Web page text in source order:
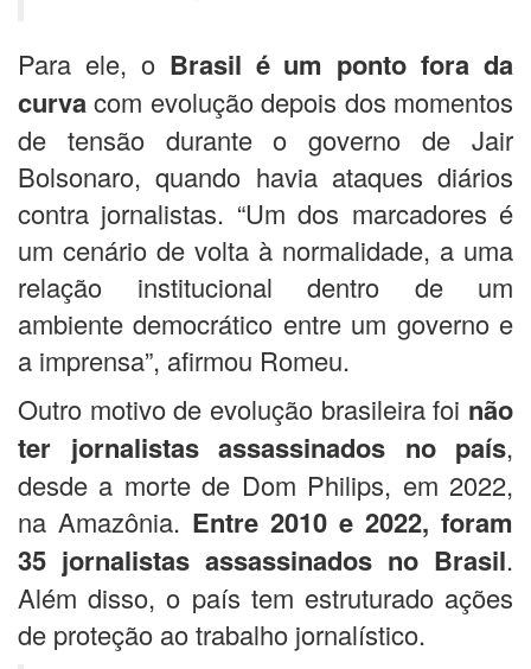
Para ele, o Brasil é um ponto fora da
curvacom evolução depois dos momentos
de tensão durante o governo de Jair
Bolsonaro, quando havia ataques diários
contra jornalistas. “Um dos marcadores é
um cenário de volta à normalidade, a uma
relação institucional dentro de um
ambiente democrático entre um governo e
a imprensa”, afirmou Romeu.
Outro motivo de evolução brasileira foi não
ter jornalistas assassinados no país,
desde a morte de Dom Philips, em 2022,
na Amazônia. Entre 2010 e 2022, foram
35 jornalistas assassinados no Brasil.
Além disso, o país tem estruturado ações
de proteção ao trabalho jornalístico.